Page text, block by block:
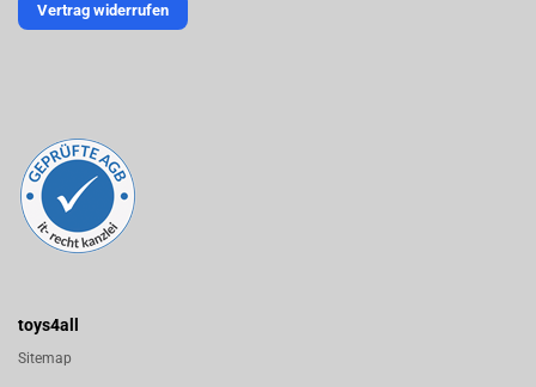
Vertrag widerrufen
toys4all
Sitemap